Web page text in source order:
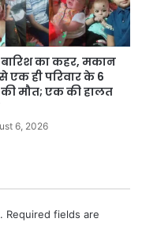
बारिश का कहर, मकान
एक ही परिवार के 6
की मौत; एक की हालत
6, 2026
Required fields are